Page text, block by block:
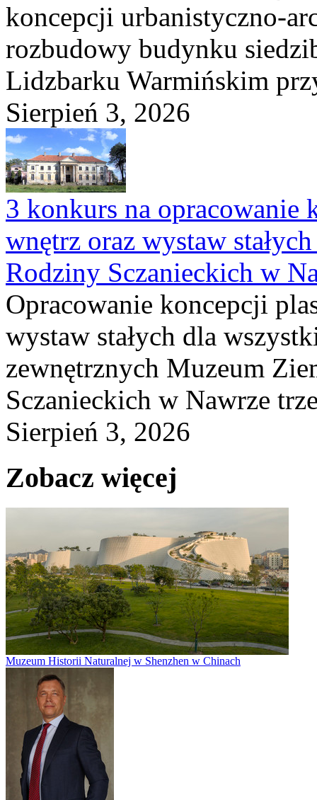
koncepcji urbanistyczno-
rozbudowy budynku
Lidzbarku Warmińskim
Sierpień 3, 2026
3 konkurs na opracowanie
wnętrz oraz wystaw
Rodziny Sczanieckich w
Opracowanie koncepcji
wystaw stałych dla
zewnętrznych Muzeum
Sczanieckich w Nawrze
Sierpień 3, 2026
Zobacz więcej
Muzeum Historii Naturalnej w Shenzhen w Chinach